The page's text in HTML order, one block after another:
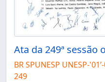
BR SPUNESP UNESP-
249